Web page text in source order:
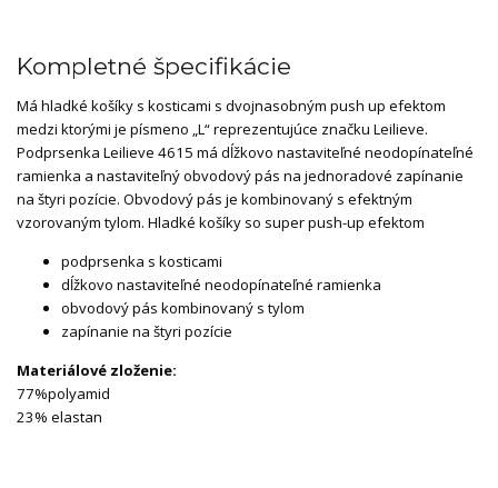
Kompletné špecifikácie
Má hladké košíky s kosticami s dvojnasobným push up efektom
medzi ktorými je písmeno „L“ reprezentujúce značku Leilieve.
Podprsenka Leilieve 4615 má dĺžkovo nastaviteľné neodopínateľné
ramienka a nastaviteľný obvodový pás na jednoradové zapínanie
na štyri pozície. Obvodový pás je kombinovaný s efektným
vzorovaným tylom. Hladké košíky so super push-up efektom
podprsenka s kosticami
dĺžkovo nastaviteľné neodopínateľné ramienka
obvodový pás kombinovaný s tylom
zapínanie na štyri pozície
Materiálové zloženie:
77%polyamid
23% elastan